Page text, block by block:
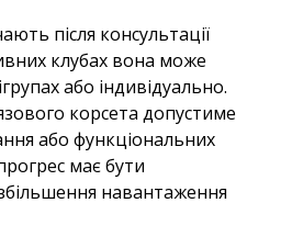
після консультації
клубах вона може
або індивідуально.
корсета допустиме
або функціональних
має бути
навантаження